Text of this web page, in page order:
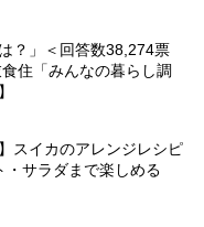
？」＜回答数38,274票
住「みんなの暮らし調
スイカのアレンジレシピ
サラダまで楽しめる